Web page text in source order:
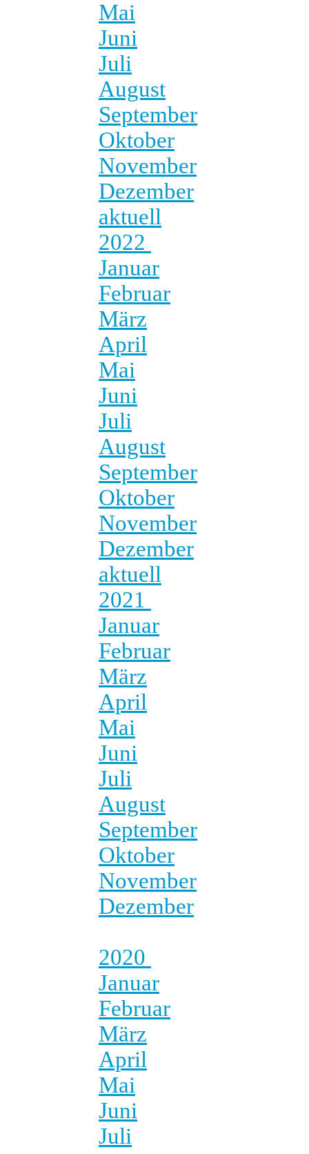
Mai
Juni
Juli
August
September
Oktober
November
Dezember
aktuell
2022
Januar
Februar
März
April
Mai
Juni
Juli
August
September
Oktober
November
Dezember
aktuell
2021
Januar
Februar
März
April
Mai
Juni
Juli
August
September
Oktober
November
Dezember
2020
Januar
Februar
März
April
Mai
Juni
Juli